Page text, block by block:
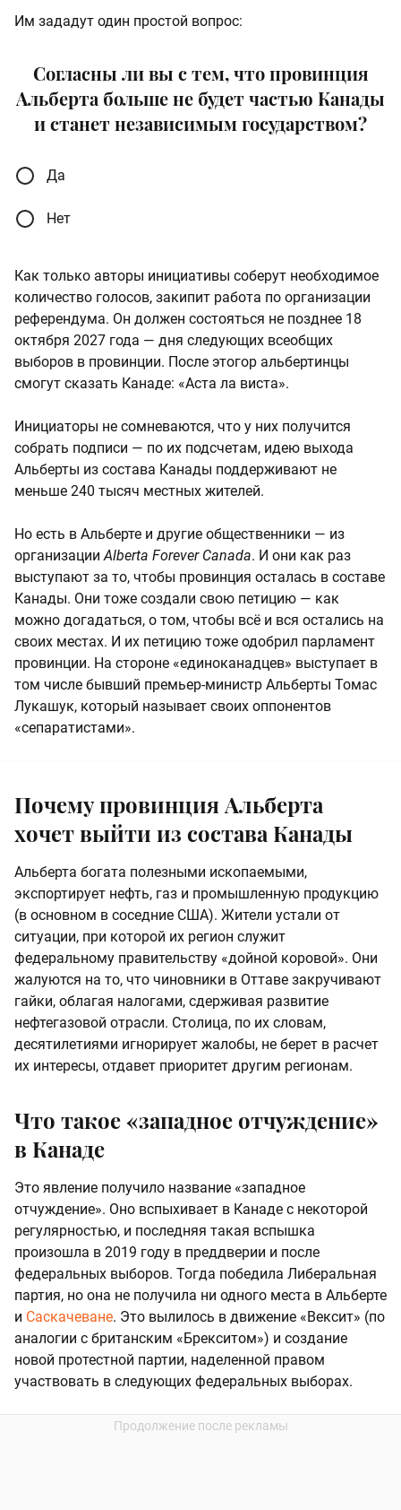
Им зададут один простой вопрос:
Согласны ли вы с тем, что провинция
Альберта больше не будет частью Канады
и станет независимым государством?
Да
Нет
Как только авторы инициативы соберут необходимое
количество голосов, закипит работа по организации
референдума. Он должен состояться не позднее 18
октября 2027 года — дня следующих всеобщих
выборов в провинции. После этогор альбертинцы
смогут сказать Канаде: «Аста ла виста».
Инициаторы не сомневаются, что у них получится
собрать подписи — по их подсчетам, идею выхода
Альберты из состава Канады поддерживают не
меньше 240 тысяч местных жителей.
Но есть в Альберте и другие общественники — из
организации Alberta Forever Canada. И они как раз
выступают за то, чтобы провинция осталась в составе
Канады. Они тоже создали свою петицию — как
можно догадаться, о том, чтобы всё и вся остались на
своих местах. И их петицию тоже одобрил парламент
провинции. На стороне «единоканадцев» выступает в
том числе бывший премьер-министр Альберты Томас
Лукашук, который называет своих оппонентов
«сепаратистами».
Почему провинция Альберта
хочет выйти из состава Канады
Альберта богата полезными ископаемыми,
экспортирует нефть, газ и промышленную продукцию
(в основном в соседние США). Жители устали от
ситуации, при которой их регион служит
федеральному правительству «дойной коровой». Они
жалуются на то, что чиновники в Оттаве закручивают
гайки, облагая налогами, сдерживая развитие
нефтегазовой отрасли. Столица, по их словам,
десятилетиями игнорирует жалобы, не берет в расчет
их интересы, отдавет приоритет другим регионам.
Что такое «западное отчуждение»
в Канаде
Это явление получило название «западное
отчуждение». Оно вспыхивает в Канаде с некоторой
регулярностью, и последняя такая вспышка
произошла в 2019 году в преддверии и после
федеральных выборов. Тогда победила Либеральная
партия, но она не получила ни одного места в Альберте
и Саскачеване. Это вылилось в движение «Вексит» (по
аналогии с британским «Брекситом») и создание
новой протестной партии, наделенной правом
участвовать в следующих федеральных выборах.